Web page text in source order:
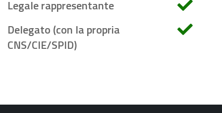
Legale rappresentante
Delegato (con la propria
CNS/CIE/SPID)